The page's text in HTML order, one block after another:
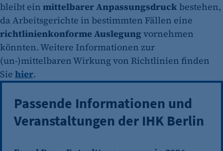
bleibt ein mittelbarer Anpassungsdruck bestehen,
da Arbeitsgerichte in bestimmten Fällen eine
richtlinienkonforme Auslegung vornehmen
könnten. Weitere Informationen zur
(un-)mittelbaren Wirkung von Richtlinien finden
Sie hier.
Passende Informationen und
Veranstaltungen der IHK Berlin